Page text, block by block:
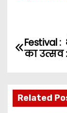
P
t
Festival
का उत्सव :
Related